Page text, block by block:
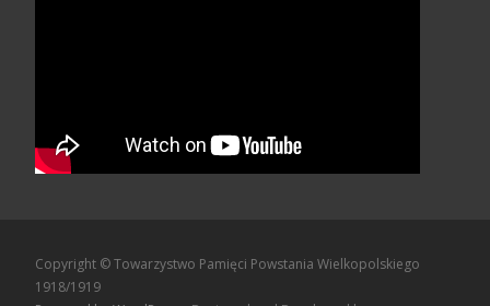
Copyright © Towarzystwo Pamięci Powstania Wielkopolskiego
1918/1919